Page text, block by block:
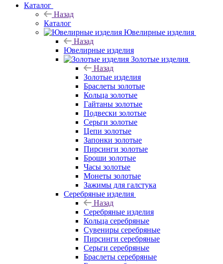
Каталог
Назад
Каталог
Ювелирные изделия
Назад
Ювелирные изделия
Золотые изделия
Назад
Золотые изделия
Браслеты золотые
Кольца золотые
Гайтаны золотые
Подвески золотые
Серьги золотые
Цепи золотые
Запонки золотые
Пирсинги золотые
Броши золотые
Часы золотые
Монеты золотые
Зажимы для галстука
Серебряные изделия
Назад
Серебряные изделия
Кольца серебряные
Сувениры серебряные
Пирсинги серебряные
Серьги серебряные
Браслеты серебряные